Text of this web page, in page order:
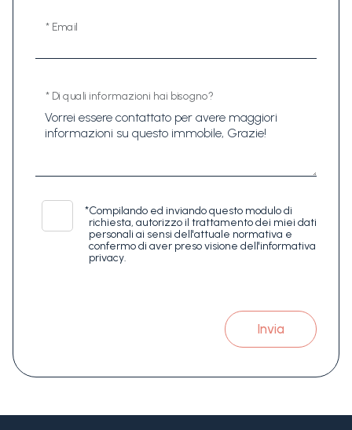
* Email
* Di quali informazioni hai bisogno?
*Compilando ed inviando questo modulo di
richiesta, autorizzo il trattamento dei miei dati
personali ai sensi dell'attuale normativa e
confermo di aver preso visione dell'informativa
privacy.
Invia